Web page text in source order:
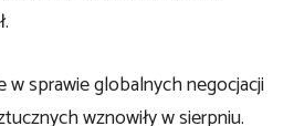
w sprawie globalnych negocjacji
wznowiły w sierpniu.